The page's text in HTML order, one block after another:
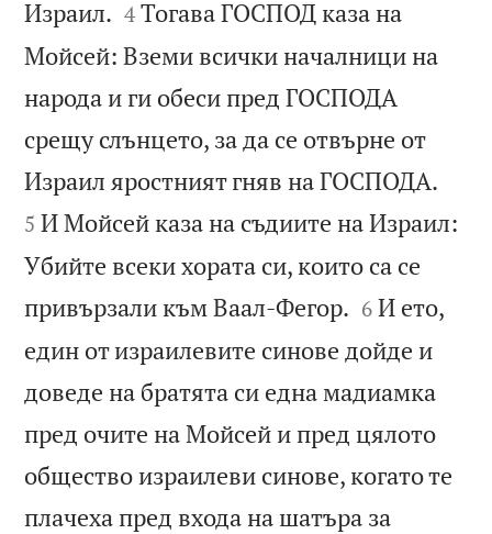
Израил. 

4 Тогава ГОСПОД каза на
Мойсей: Вземи всички началници на
народа и ги обеси пред ГОСПОДА
срещу слънцето, за да се отвърне от
Израил яростният гняв на ГОСПОДА.
5 И Мойсей каза на съдиите на Израил:
Убийте всеки хората си, които са се
привързали към Ваал-Фегор. 

6 И ето,
един от израилевите синове дойде и
доведе на братята си една мадиамка
пред очите на Мойсей и пред цялото
общество израилеви синове, когато те
плачеха пред входа на шатъра за